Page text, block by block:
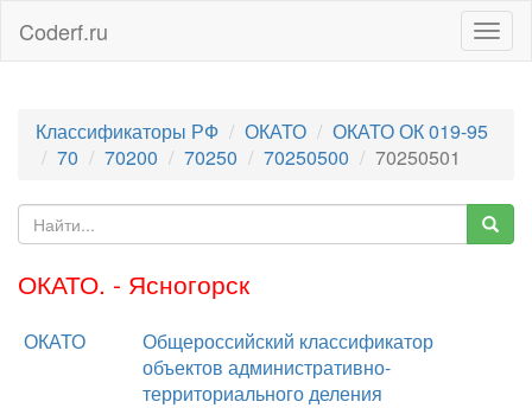
Coderf.ru
Классификаторы РФ ОКАТО
ОКАТО ОК 019-95
70
70200 70250 70250500 70250501
ОКАТО. - Ясногорск
ОКАТО
Общероссийский классификатор
объектов административно-
территориального деления